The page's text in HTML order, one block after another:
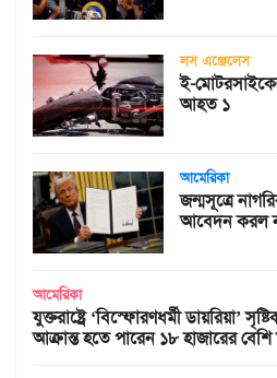
লস এঞ্জেলেস
ই-
আহত ১
আমেরিকা
জন্মসূত্রে
আবেদন করল
আমেরিকা
যুক্তরাষ্ট্রে ‘বিস্ফোরণধর্মী ডায়রিয়া’
আক্রান্ত হতে পারেন ১৮ হাজারের বেশি